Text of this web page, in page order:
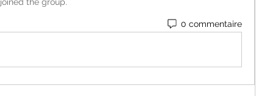
0 commentaire